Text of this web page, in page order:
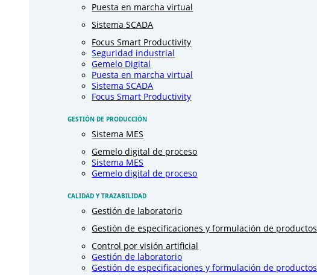
Puesta en marcha virtual
Sistema SCADA
Focus Smart Productivity
Seguridad industrial
Gemelo Digital
Puesta en marcha virtual
Sistema SCADA
Focus Smart Productivity
GESTIÓN DE PRODUCCIÓN
Sistema MES
Gemelo digital de proceso
Sistema MES
Gemelo digital de proceso
CALIDAD Y TRAZABILIDAD
Gestión de laboratorio
Gestión de especificaciones y formulación de productos
Control por visión artificial
Gestión de laboratorio
Gestión de especificaciones y formulación de productos